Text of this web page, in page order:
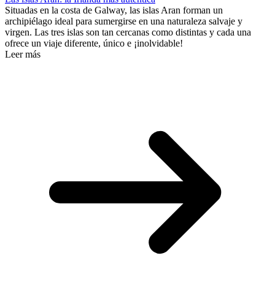
Situadas en la costa de Galway, las islas Aran forman un
archipiélago ideal para sumergirse en una naturaleza salvaje y
virgen. Las tres islas son tan cercanas como distintas y cada una
ofrece un viaje diferente, único e ¡inolvidable!
Leer más